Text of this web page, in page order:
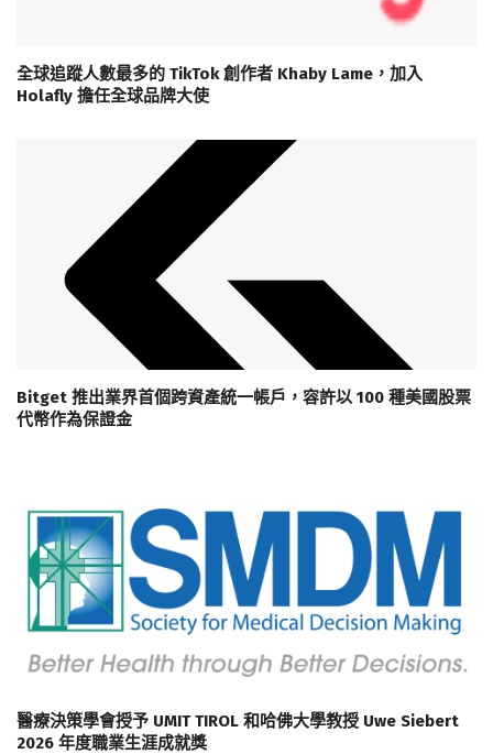
全球追蹤人數最多的 TikTok 創作者 Khaby Lame，加入
Holafly 擔任全球品牌大使
Bitget 推出業界首個跨資產統一帳戶，容許以 100 種美國股票
代幣作為保證金
醫療決策學會授予 UMIT TIROL 和哈佛大學教授 Uwe Siebert
2026 年度職業生涯成就獎